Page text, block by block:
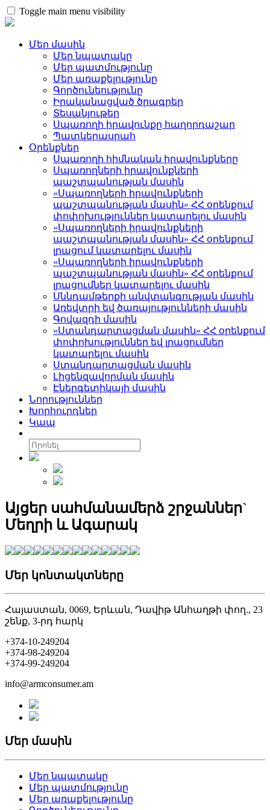
Toggle main menu visibility
Մեր մասին
Մեր նպատակը
Մեր պատմությունը
Մեր առաքելությունը
Գործունեությունը
Իրականացված ծրագրեր
Տեսանյութեր
Սպառողի իրավունքը հաղորդաշար
Պատկերասրահ
Օրենքներ
Սպառողի հիմնական իրավունքները
Սպառողների իրավունքների
պաշտպանության մասին
«Սպառողների իրավունքների
պաշտպանության մասին» ՀՀ օրենքում
փոփոխություններ կատարելու մասին
«Սպառողների իրավունքների
պաշտպանության մասին» ՀՀ օրենքում
լրացում կատարելու մասին
«Սպառողների իրավունքների
պաշտպանության մասին» ՀՀ օրենքում
լրացումներ կատարելու մասին
Սննդամթերքի անվտանգության մասին
Առեվտրի եվ ծառայությունների մասին
Գովազդի մասին
«Ստանդարտացման մասին» ՀՀ օրենքում
փոփոխություններ եվ լրացումներ
կատարելու մասին
Ստանդարտացման մասին
Լիցենզավորման մասին
Էներգետիկայի մասին
Նորություններ
Խորհուրդներ
Կապ
Այցեր սահմանամերձ շրջաններ`
Մեղրի և Ագարակ
Մեր կոնտակտները
Հայաստան, 0069, Երևան, Դավիթ Անհաղթի փող., 23
շենք, 3-րդ հարկ
+374-10-249204
+374-98-249204
+374-99-249204
info@armconsumer.am
Մեր մասին
Մեր նպատակը
Մեր պատմությունը
Մեր առաքելությունը